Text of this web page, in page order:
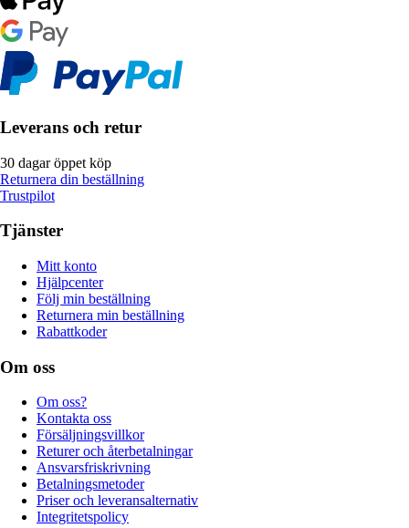
Leverans och retur
30 dagar öppet köp
Returnera din beställning
Trustpilot
Tjänster
Mitt konto
Hjälpcenter
Följ min beställning
Returnera min beställning
Rabattkoder
Om oss
Om oss?
Kontakta oss
Försäljningsvillkor
Returer och återbetalningar
Ansvarsfriskrivning
Betalningsmetoder
Priser och leveransalternativ
Integritetspolicy